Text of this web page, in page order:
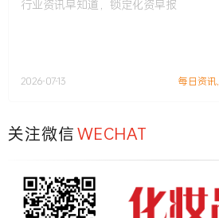
行业资讯早知道，锁定化资早报
2026-07-13 每日资讯,
关注微信WECHAT